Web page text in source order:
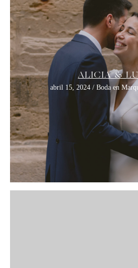
Nosotros
Contacto
ALICIA &
abril 15, 2024 / Boda en